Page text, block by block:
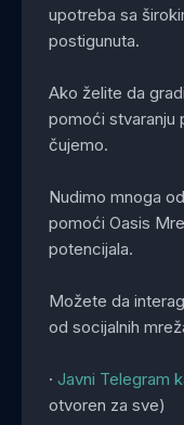
upotreba sa
postigunuta.
Ako želite da
pomoći stvaranju
čujemo.
Nudimo mnoga
pomoći Oasis
potencijala.
Možete da
od socijalnih
· Javni Telegram
otvoren za sve)